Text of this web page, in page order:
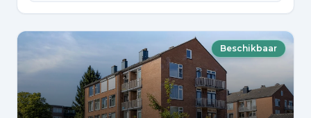
Beschikbaar